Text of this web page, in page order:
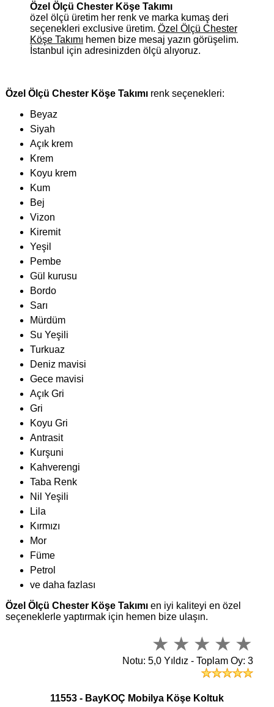
Özel Ölçü Chester Köşe Takımı
özel ölçü üretim her renk ve marka kumaş deri
seçenekleri exclusive üretim. Özel Ölçü Chester
Köşe Takımı hemen bize mesaj yazın görüşelim.
İstanbul için adresinizden ölçü alıyoruz.
Özel Ölçü Chester Köşe Takımırenk seçenekleri:
Beyaz
Siyah
Açık krem
Krem
Koyu krem
Kum
Bej
Vizon
Kiremit
Yeşil
Pembe
Gül kurusu
Bordo
Sarı
Mürdüm
Su Yeşili
Turkuaz
Deniz mavisi
Gece mavisi
Açık Gri
Gri
Koyu Gri
Antrasit
Kurşuni
Kahverengi
Taba Renk
Nil Yeşili
Lila
Kırmızı
Mor
Füme
Petrol
ve daha fazlası
Özel Ölçü Chester Köşe Takımıen iyi kaliteyi en özel
seçeneklerle yaptırmak için hemen bize ulaşın.
Notu: 5,0 Yıldız - Toplam Oy: 3
11553 - BayKOÇ Mobilya Köşe Koltuk